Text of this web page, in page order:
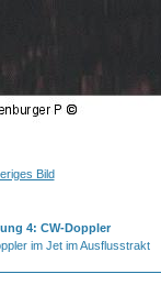
Bild
4: CW-Doppler
im Jet im Ausflusstrakt